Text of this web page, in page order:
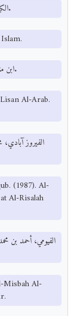
الكيلاني، عبد الرزاق. (دون تاريخ). الحقائق الطبية في الإسلام.
ابن منظور، محمد بن مكرم. (دون تاريخ). لسان العرب. دار صادر.
Al-Arab.
(1987). Al-
Al-Risalah
الفيومي، أحمد بن
Misbah Al-